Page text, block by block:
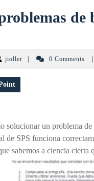
de
jioller jioller 0 Comments
solucionar un problema
de SPS funciona
sabemos a ciencia cierta